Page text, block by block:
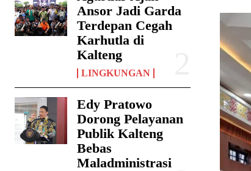
Ansor Jadi Garda
Terdepan Cegah
Karhutla di
Kalteng
LINGKUNGAN
Edy Pratowo
Dorong Pelayanan
Publik Kalteng
Bebas
Maladministrasi